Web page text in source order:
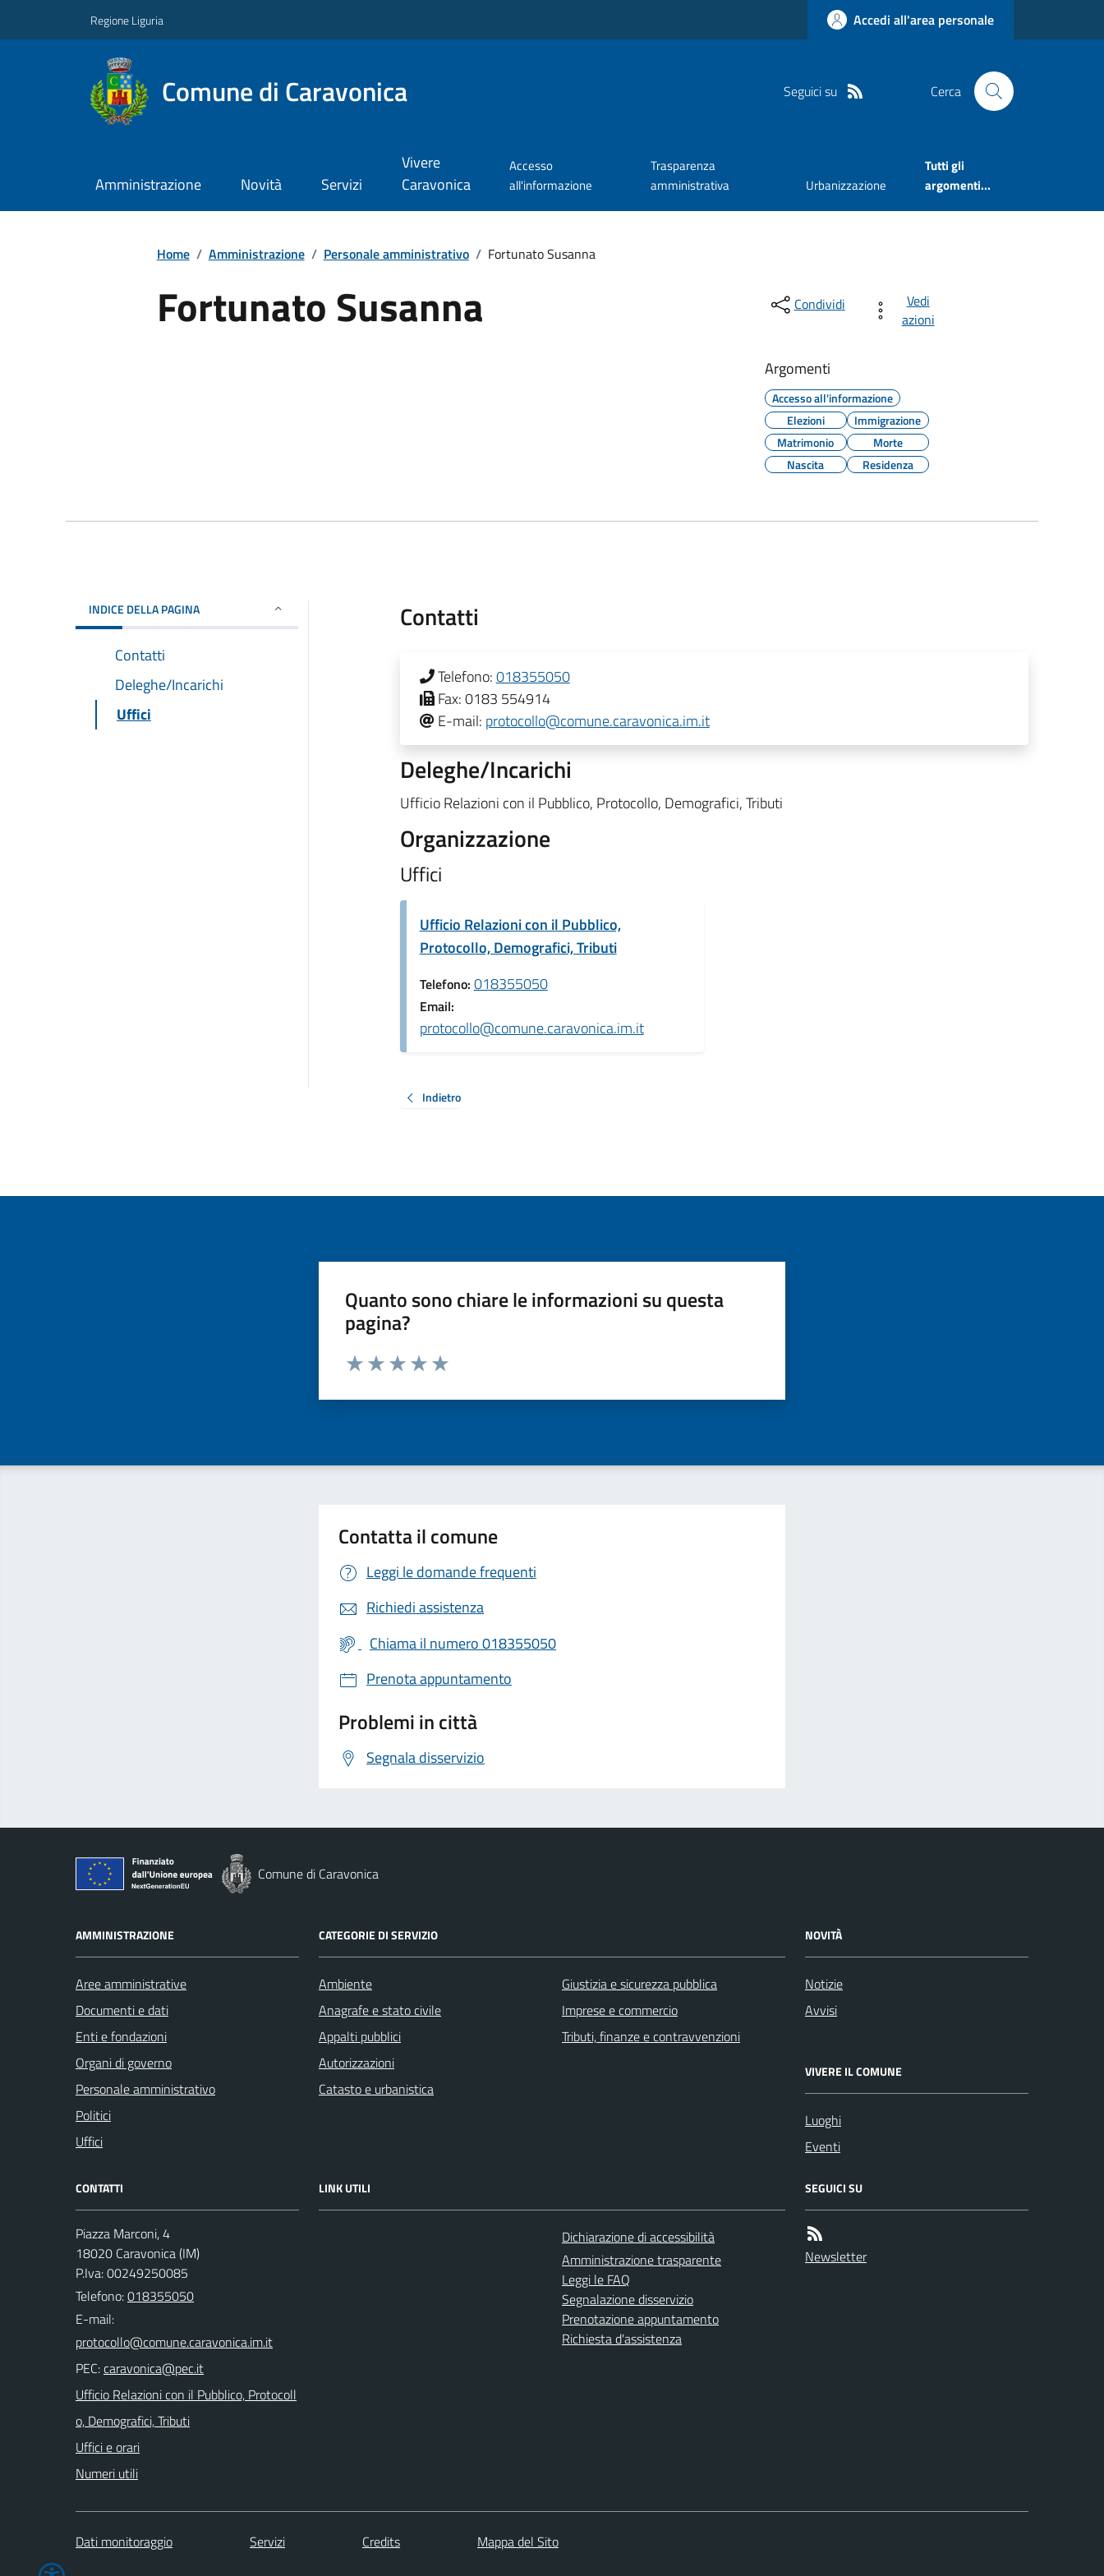
Regione Liguria Accedi all'area personale
Comune di Caravonica Seguici su Cerca
Amministrazione Novità Servizi
Vivere
Caravonica
Accesso
all'informazione
Trasparenza
amministrativa
Urbanizzazione
Tutti gli
argomenti...
Home / Amministrazione / Personale amministrativo / Fortunato Susanna
Fortunato Susanna Condividi
Vedi
azioni
Argomenti
Accesso all'informazione
Elezioni
Immigrazione
Matrimonio
Morte
Nascita
Residenza
INDICE DELLA PAGINA
Contatti
Deleghe/Incarichi
Uffici
Contatti
Telefono:018355050
Fax:0183 554914
E-mail: protocollo@comune.caravonica.im.it
Deleghe/Incarichi
Ufficio Relazioni con il Pubblico, Protocollo, Demografici, Tributi
Organizzazione
Uffici
Ufficio Relazioni con il Pubblico,
Protocollo, Demografici, Tributi
Telefono: 018355050
Email:
protocollo@comune.caravonica.im.it
Indietro
Quanto sono chiare le informazioni su questa
pagina?
Valuta da 1 a 5 stelle la pagina
Contatta il comune
Leggi le domande frequenti
Richiedi assistenza
Chiama il numero 018355050
Prenota appuntamento
Problemi in città
Segnala disservizio
Comune di Caravonica
AMMINISTRAZIONE
Aree amministrative
Documenti e dati
Enti e fondazioni
Organi di governo
Personale amministrativo
Politici
Uffici
CATEGORIE DI SERVIZIO
Ambiente
Anagrafe e stato civile
Appalti pubblici
Autorizzazioni
Catasto e urbanistica
Giustizia e sicurezza pubblica
Imprese e commercio
Tributi, finanze e contravvenzioni
NOVITÀ
Notizie
Avvisi
VIVERE IL COMUNE
Luoghi
Eventi
CONTATTI
Piazza Marconi, 4
18020 Caravonica (IM)
P.Iva: 00249250085
Telefono:018355050
E-mail:
PEC:
Ufficio Relazioni con il Pubblico, Protocoll
o, Demografici, Tributi
Uffici e orari
Numeri utili
LINK UTILI
Dichiarazione di accessibilità
Amministrazione trasparente
Leggi le FAQ
Segnalazione disservizio
Prenotazione appuntamento
Richiesta d'assistenza
SEGUICI SU
Newsletter
Dati monitoraggio Servizi Credits Mappa del Sito